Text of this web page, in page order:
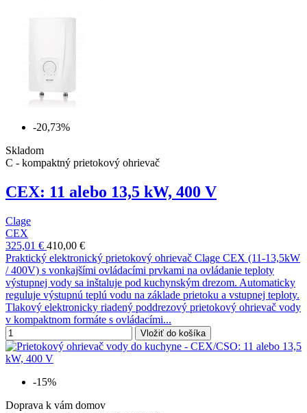
-20,73%
Skladom
C - kompaktný prietokový ohrievač
CEX: 11 alebo 13,5 kW, 400 V
Clage
CEX
325,01 € 410,00 €
Praktický elektronický prietokový ohrievač Clage CEX (11-13,5kW
/ 400V) s vonkajšími ovládacími prvkami na ovládanie teploty
výstupnej vody sa inštaluje pod kuchynským drezom. Automaticky
reguluje výstupnú teplú vodu na základe prietoku a vstupnej teploty.
Tlakový elektronicky riadený poddrezový prietokový ohrievač vody
v kompaktnom formáte s ovládacími...
Vložiť do košíka
-15%
Doprava k vám domov